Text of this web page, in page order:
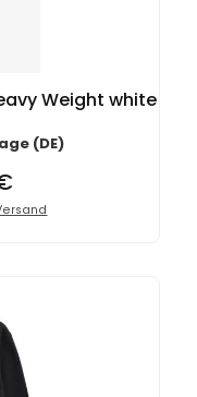
Weight white
(DE)